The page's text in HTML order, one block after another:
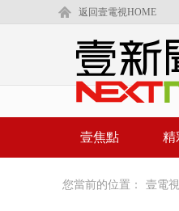
返回壹電視HOME
壹焦點 精
您當前的位置： 壹電視